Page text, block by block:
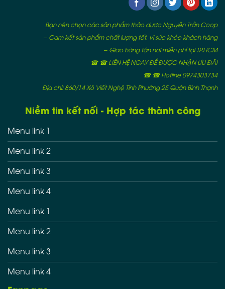
Bạn nên chọn các sản phẩm thảo dược Nguyễn Trần Coop
– Cam kết sản phẩm chất lượng tốt, vì sức khỏe khách hàng
– Giao hàng tận nơi miễn phí tại TP.HCM
☎ ☎ LIÊN HỆ NGAY ĐỂ ĐƯỢC NHẬN ƯU ĐÃI
☎ ☎ Hotline 0974303734
Địa chỉ: 860/14 Xô Viết Nghệ Tĩnh Phường 25 Quận Bình Thạnh
Niềm tin kết nối - Hợp tác thành công
Menu link 1
Menu link 2
Menu link 3
Menu link 4
Menu link 1
Menu link 2
Menu link 3
Menu link 4